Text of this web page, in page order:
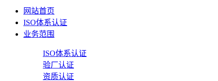
网站首页
ISO体系认证
业务范围
ISO体系认证
验厂认证
资质认证